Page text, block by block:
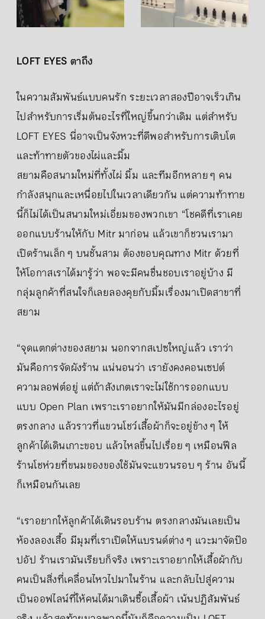
LOFT EYES ตาถึง
ในความสัมพันธ์แบบคนรัก ระยะเวลาสองปีอาจเร็วเกิน
ไปสำหรับการเริ่มต้นอะไรที่ใหญ่ขึ้นกว่าเดิม แต่สำหรับ
LOFT EYES นี่อาจเป็นจังหวะที่ดีพอสำหรับการเติบโต
และท้าทายตัวของไผ่และมิ้ม
สยามคือสนามใหม่ที่ทั้งไผ่ มิ้ม และทีมอีกหลาย ๆ คน
กำลังสนุกและเหนื่อยไปในเวลาเดียวกัน แต่ความท้าทาย
นี้ก็ไม่ได้เป็นสนามใหม่เอี่ยมของพวกเขา “โชคดีที่เราเคย
ออกแบบร้านให้กับ Mitr มาก่อน แล้วเขาก็ชวนเรามา
เปิดร้านเล็ก ๆ บนชั้นสาม ต้องขอบคุณทาง Mitr ด้วยที่
ให้โอกาสเราได้มารู้ว่า พอจะมีคนชื่นชอบเราอยู่บ้าง มี
กลุ่มลูกค้าที่สนใจก็เลยลองคุยกับมิ้มเรื่องมาเปิดสาขาที่
สยาม
“จุดแตกต่างของสยาม นอกจากสเปซใหญ่แล้ว เราว่า
มันคือการจัดผังร้าน แน่นอนว่า เรายังคงคอนเซปต์
ความลอฟต์อยู่ แต่ถ้าสังเกตเราจะไม่ใช้การออกแบบ
แบบ Open Plan เพราะเราอยากให้มันมีกล่องอะไรอยู่
ตรงกลาง แล้วราวที่แขวนโชว์เสื้อผ้าก็จะอยู่ข้าง ๆ ให้
ลูกค้าได้เดินเกาะขอบ แล้วไหลขึ้นไปเรื่อย ๆ เหมือนฟีล
ร้านโชห่วยที่ขนมของของใช้มันจะแขวนรอบ ๆ ร้าน อันนี้
ก็เหมือนกันเลย
“เราอยากให้ลูกค้าได้เดินรอบร้าน ตรงกลางมันเลยเป็น
ห้องลองเสื้อ มีมุมที่เราเปิดให้แบรนด์ต่าง ๆ แวะมาจัดป๊อ
ปอัป ร้านเรามันเรียบก็จริง เพราะเราอยากให้เสื้อผ้ากับ
คนเป็นสิ่งที่เคลื่อนไหวไปมาในร้าน และกลับไปสู่ความ
เป็นออฟไลน์ที่ให้คนได้มาเดินซื้อเสื้อผ้า เน้นปฏิสัมพันธ์